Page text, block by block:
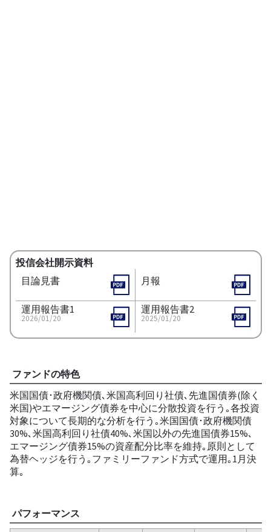
投信会社開示資料
目論見書
月報
運用報告書1
2026/01/20
運用報告書2
2025/01/20
ファンドの特色
米国国債･政府機関債､米国高利回り社債､先進国債券(除く
米国)やエマージング債券を中心に分散投資を行う｡各投資
対象について長期的な分析を行う｡米国国債･政府機関債
30%､米国高利回り社債40%､米国以外の先進国債券15%､
エマージング債券15%の資産配分比率を維持｡原則として
為替ヘッジを行う｡ファミリーファンド方式で運用｡1月決
算｡
パフォーマンス